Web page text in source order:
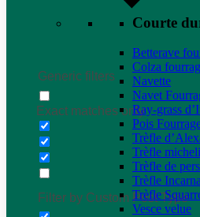
Generic filters
Exact matches only
Filter by Custom Post Type
Courte
Betterave
Colza
Navette
Navet
Ray-grass
Pois
Trèfle
Trèfle micheli
Trèfle de
Trèfle
Trèfle
Vesce velue